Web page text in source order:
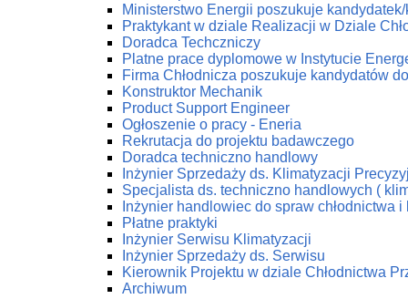
Ministerstwo Energii poszukuje
Praktykant w dziale Realizacji w Dziale
Doradca Techczniczy
Platne prace dyplomowe w Instytucie
Firma Chłodnicza poszukuje kandydatów
Konstruktor Mechanik
Product Support Engineer
Ogłoszenie o pracy - Eneria
Rekrutacja do projektu badawczego
Doradca techniczno handlowy
Inżynier Sprzedaży ds. Klimatyzacji
Specjalista ds. techniczno handlowych (
Inżynier handlowiec do spraw chłodnictwa
Płatne praktyki
Inżynier Serwisu Klimatyzacji
Inżynier Sprzedaży ds. Serwisu
Kierownik Projektu w dziale Chłodnictwa
Archiwum